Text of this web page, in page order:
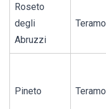
Roseto
degli
Abruzzi
Teramo
Pineto Teramo